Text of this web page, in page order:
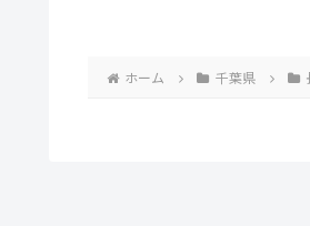
ホーム 千葉県